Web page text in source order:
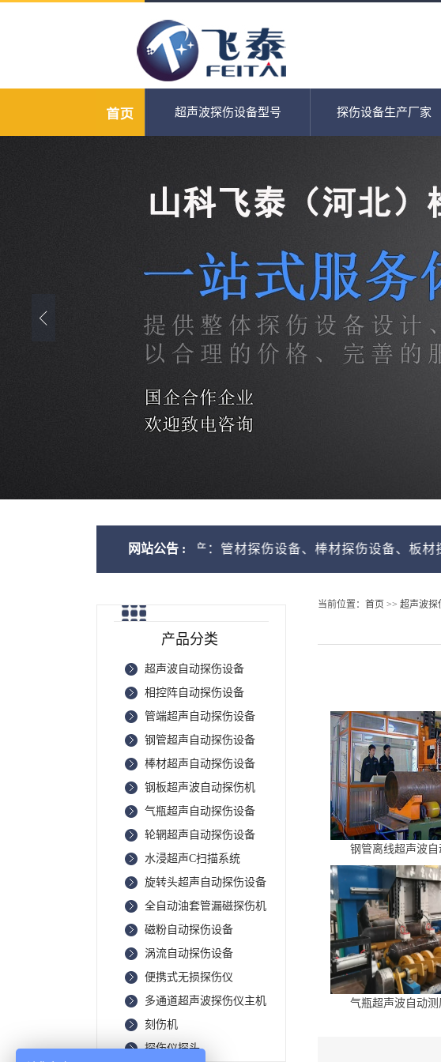
超声波探伤设备型号 探伤设备生产厂家
网站公告 :
，可根据客户需求定制生产：管材探伤设备、棒材探伤设备、板材探
产品分类
超声波自动探伤设备
相控阵自动探伤设备
管端超声自动探伤设备
钢管超声自动探伤设备
棒材超声自动探伤设备
钢板超声波自动探伤机
气瓶超声自动探伤设备
轮辋超声自动探伤设备
水浸超声C扫描系统
旋转头超声自动探伤设备
全自动油套管漏磁探伤机
磁粉自动探伤设备
涡流自动探伤设备
便携式无损探伤仪
多通道超声波探伤仪主机
刻伤机
探伤仪探头
当前位置： 首页 >> 超声波探
钢管离线超声波
气瓶超声波自动